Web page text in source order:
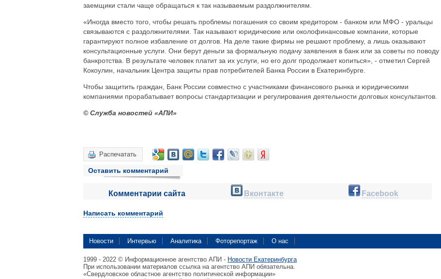
заемщики стали чаще обращаться к так называемым раздолжнителям.
«Иногда вместо того, чтобы решать проблемы погашения со своим кредитором - банком или МФО - уральцы
связываются с раздолжнителями. Так называют юридические или околофинансовые компании, которые
гарантируют полное избавление от долгов. На деле такие фирмы не решают проблему, а лишь оказывают
консультационные услуги. Они берут деньги за формальную подачу заявления в банк или за советы по поводу
банкротства. В результате человек платит за их услуги, но его долг продолжает копиться», - отметил Сергей
Кокоулин, начальник Центра защиты прав потребителей Банка России в Екатеринбурге.
Чтобы защитить граждан, Банк России совместно с участниками финансового рынка и юридическими
компаниями прорабатывает вопросы стандартизации и регулирования деятельности долговых консультантов.
© Служба новостей «АПИ»
Распечатать
Оставить комментарий
Комментарии сайта Вконтакте Facebook
Написать комментарий
Новости Интервью Аналитика Фоторепортаж О нас
1999 - 2022 © Информационное агентство АПИ - Новости Екатеринбурга
При использовании материалов ссылка на агентство АПИ обязательна.
«Свердловское областное агентство политической информации»